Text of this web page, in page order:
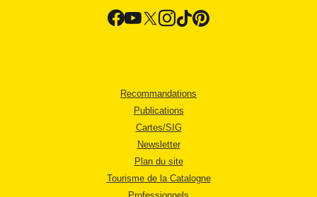
Recommandations
Publications
Cartes/SIG
Newsletter
Plan du site
Tourisme de la Catalogne